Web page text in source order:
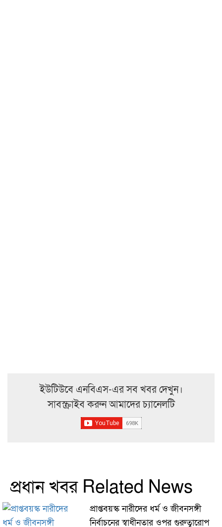
ইউটিউবে এনবিএস-এর সব খবর দেখুন।
সাবস্ক্রাইব করুন আমাদের চ্যানেলটি
প্রধান খবর Related News
প্রাপ্তবয়স্ক নারীদের ধর্ম ও জীবনসঙ্গী
নির্বাচনের স্বাধীনতার ওপর গুরুত্বারোপ